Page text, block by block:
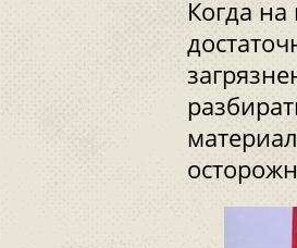
Когда на